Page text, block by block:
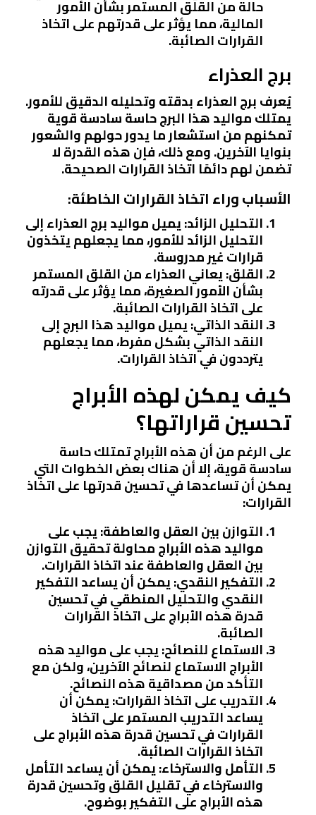
حالة من القلق المستمر بشأن الأمور
المالية، مما يؤثر على قدرتهم على اتخاذ
القرارات الصائبة.
برج العذراء
يُعرف برج العذراء بدقته وتحليله الدقيق للأمور.
يمتلك مواليد هذا البرج حاسة سادسة قوية
تمكنهم من استشعار ما يدور حولهم والشعور
بنوايا الآخرين. ومع ذلك، فإن هذه القدرة لا
تضمن لهم دائمًا اتخاذ القرارات الصحيحة.
الأسباب وراء اتخاذ القرارات الخاطئة:
التحليل الزائد:يميل مواليد برج العذراء إلى
التحليل الزائد للأمور، مما يجعلهم يتخذون
قرارات غير مدروسة.
القلق:يعاني العذراء من القلق المستمر
بشأن الأمور الصغيرة، مما يؤثر على قدرته
على اتخاذ القرارات الصائبة.
النقد الذاتي:يميل مواليد هذا البرج إلى
النقد الذاتي بشكل مفرط، مما يجعلهم
يترددون في اتخاذ القرارات.
كيف يمكن لهذه الأبراج
تحسين قراراتها؟
على الرغم من أن هذه الأبراج تمتلك حاسة
سادسة قوية، إلا أن هناك بعض الخطوات التي
يمكن أن تساعدها في تحسين قدرتها على اتخاذ
القرارات:
التوازن بين العقل والعاطفة:يجب على
مواليد هذه الأبراج محاولة تحقيق التوازن
بين العقل والعاطفة عند اتخاذ القرارات.
التفكير النقدي:يمكن أن يساعد التفكير
النقدي والتحليل المنطقي في تحسين
قدرة هذه الأبراج على اتخاذ القرارات
الصائبة.
الاستماع للنصائح:يجب على مواليد هذه
الأبراج الاستماع لنصائح الآخرين، ولكن مع
التأكد من مصداقية هذه النصائح.
التدريب على اتخاذ القرارات:يمكن أن
يساعد التدريب المستمر على اتخاذ
القرارات في تحسين قدرة هذه الأبراج على
اتخاذ القرارات الصائبة.
التأمل والاسترخاء:يمكن أن يساعد التأمل
والاسترخاء في تقليل القلق وتحسين قدرة
هذه الأبراج على التفكير بوضوح.